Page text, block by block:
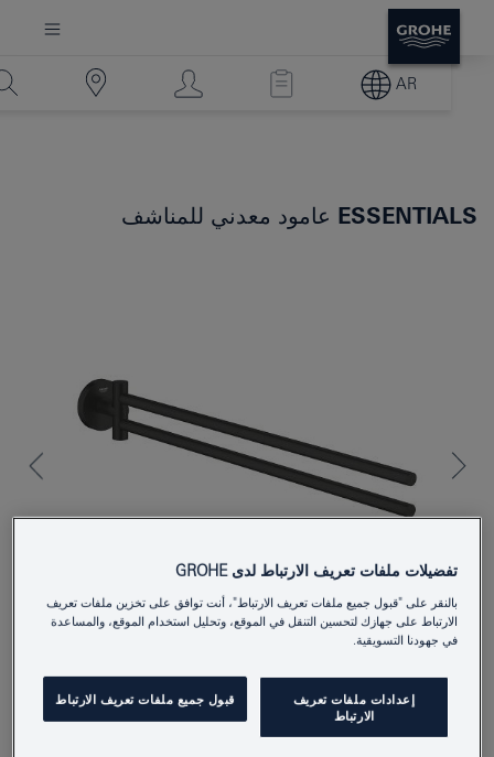
AR
ESSENTIALS عامود معدني للمناشف
Product Number
1024672430
تفضيلات ملفات تعريف الارتباط لدى GROHE
بالنقر على "قبول جميع ملفات تعريف الارتباط"، أنت توافق على تخزين ملفات تعريف
الارتباط على جهازك لتحسين التنقل في الموقع، وتحليل استخدام الموقع، والمساعدة
في جهودنا التسويقية.
إعدادات ملفات تعريف
الارتباط
قبول جميع ملفات تعريف الارتباط